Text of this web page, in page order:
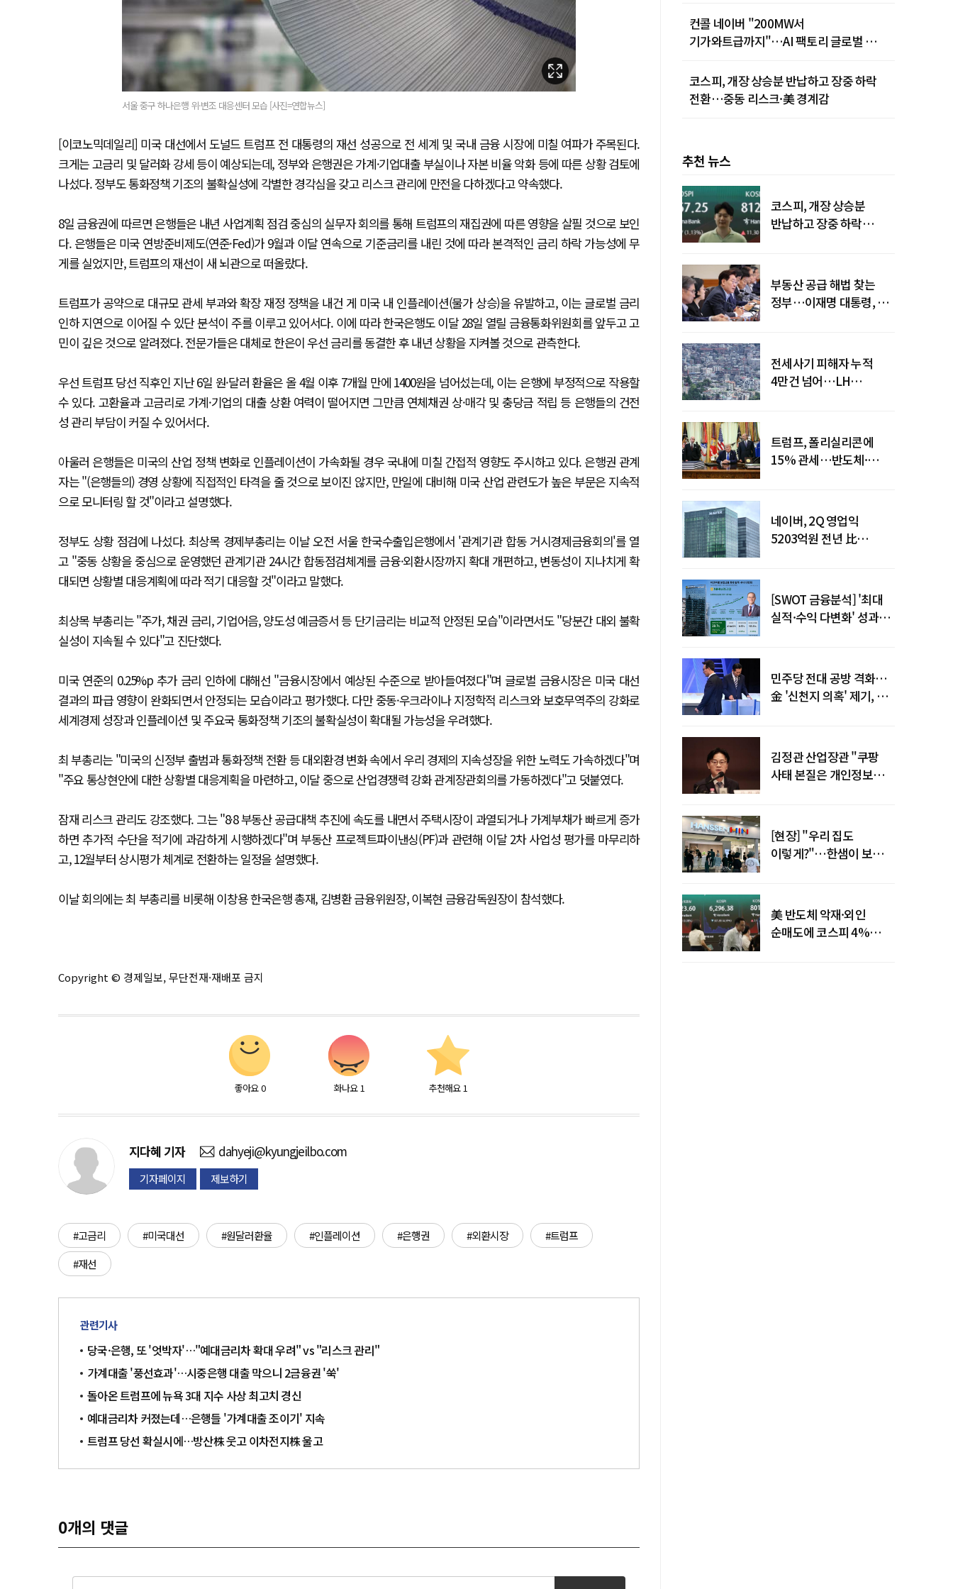
서울 중구 하나은행 위·변조 대응센터 모습 [사진=연합뉴스]
[이코노믹데일리] 미국 대선에서 도널드 트럼프 전 대통령의 재선 성공으로 전 세계 및 국내 금융 시장에 미칠 여파가 주목된다.
크게는 고금리 및 달러화 강세 등이 예상되는데, 정부와 은행권은 가계·기업대출 부실이나 자본 비율 악화 등에 따른 상황 검토에
나섰다. 정부도 통화정책 기조의 불확실성에 각별한 경각심을 갖고 리스크 관리에 만전을 다하겠다고 약속했다.
8일 금융권에 따르면 은행들은 내년 사업계획 점검 중심의 실무자 회의를 통해 트럼프의 재집권에 따른 영향을 살필 것으로 보인
다. 은행들은 미국 연방준비제도(연준·Fed)가 9월과 이달 연속으로 기준금리를 내린 것에 따라 본격적인 금리 하락 가능성에 무
게를 실었지만, 트럼프의 재선이 새 뇌관으로 떠올랐다.
트럼프가 공약으로 대규모 관세 부과와 확장 재정 정책을 내건 게 미국 내 인플레이션(물가 상승)을 유발하고, 이는 글로벌 금리
인하 지연으로 이어질 수 있단 분석이 주를 이루고 있어서다. 이에 따라 한국은행도 이달 28일 열릴 금융통화위원회를 앞두고 고
민이 깊은 것으로 알려졌다. 전문가들은 대체로 한은이 우선 금리를 동결한 후 내년 상황을 지켜볼 것으로 관측한다.
우선 트럼프 당선 직후인 지난 6일 원·달러 환율은 올 4월 이후 7개월 만에 1400원을 넘어섰는데, 이는 은행에 부정적으로 작용할
수 있다. 고환율과 고금리로 가계·기업의 대출 상환 여력이 떨어지면 그만큼 연체채권 상·매각 및 충당금 적립 등 은행들의 건전
성 관리 부담이 커질 수 있어서다.
아울러 은행들은 미국의 산업 정책 변화로 인플레이션이 가속화될 경우 국내에 미칠 간접적 영향도 주시하고 있다. 은행권 관계
자는 "(은행들의) 경영 상황에 직접적인 타격을 줄 것으로 보이진 않지만, 만일에 대비해 미국 산업 관련도가 높은 부문은 지속적
으로 모니터링 할 것"이라고 설명했다.
정부도 상황 점검에 나섰다. 최상목 경제부총리는 이날 오전 서울 한국수출입은행에서 '관계기관 합동 거시경제금융회의'를 열
고 "중동 상황을 중심으로 운영했던 관계기관 24시간 합동점검체계를 금융·외환시장까지 확대 개편하고, 변동성이 지나치게 확
대되면 상황별 대응계획에 따라 적기 대응할 것"이라고 말했다.
최상목 부총리는 "주가, 채권 금리, 기업어음, 양도성 예금증서 등 단기금리는 비교적 안정된 모습"이라면서도 "당분간 대외 불확
실성이 지속될 수 있다"고 진단했다.
미국 연준의 0.25%p 추가 금리 인하에 대해선 "금융시장에서 예상된 수준으로 받아들여졌다"며 글로벌 금융시장은 미국 대선
결과의 파급 영향이 완화되면서 안정되는 모습이라고 평가했다. 다만 중동·우크라이나 지정학적 리스크와 보호무역주의 강화로
세계경제 성장과 인플레이션 및 주요국 통화정책 기조의 불확실성이 확대될 가능성을 우려했다.
최 부총리는 "미국의 신정부 출범과 통화정책 전환 등 대외환경 변화 속에서 우리 경제의 지속성장을 위한 노력도 가속하겠다"며
"주요 통상현안에 대한 상황별 대응계획을 마련하고, 이달 중으로 산업경쟁력 강화 관계장관회의를 가동하겠다"고 덧붙였다.
잠재 리스크 관리도 강조했다. 그는 "8·8 부동산 공급대책 추진에 속도를 내면서 주택시장이 과열되거나 가계부채가 빠르게 증가
하면 추가적 수단을 적기에 과감하게 시행하겠다"며 부동산 프로젝트파이낸싱(PF)과 관련해 이달 2차 사업성 평가를 마무리하
고, 12월부터 상시평가 체계로 전환하는 일정을 설명했다.
이날 회의에는 최 부총리를 비롯해 이창용 한국은행 총재, 김병환 금융위원장, 이복현 금융감독원장이 참석했다.
Copyright © 경제일보, 무단전재·재배포 금지
좋아요 0 화나요 1 추천해요 1
지다혜 기자 dahyeji@kyungjeilbo.com
기자페이지 제보하기
#고금리 #미국대선 #원달러환율 #인플레이션 #은행권 #외환시장
#트럼프
#재선
관련기사
당국·은행, 또 '엇박자'…"예대금리차 확대 우려" vs "리스크 관리"
가계대출 '풍선효과'…시중은행 대출 막으니 2금융권 '쑥'
돌아온 트럼프에 뉴욕 3대 지수 사상 최고치 경신
예대금리차 커졌는데…은행들 '가계대출 조이기' 지속
트럼프 당선 확실시에…방산株 웃고 이차전지株 울고
0개의 댓글
컨콜 네이버 "200MW서
기가와트급까지"…AI 팩토리 글로벌 확장
코스피, 개장 상승분 반납하고 장중 하락
전환…중동 리스크·美 경계감
추천 뉴스
코스피, 개장 상승분
반납하고 장중 하락
부동산 공급 해법 찾는
정부…이재명 대통령, 2차
전세사기 피해자 누적
4만건 넘어…LH
트럼프, 폴리실리콘에
15% 관세…반도체·
네이버, 2Q 영업익
5203억원 전년 比
[SWOT 금융분석] '최대
실적·수익 다변화' 성과…
민주당 전대 공방 격화…
金 '신천지 의혹' 제기, 鄭
김정관 산업장관 "쿠팡
사태 본질은 개인정보
[현장] "우리 집도
이렇게?"…한샘이 보여준
美 반도체 악재·외인
순매도에 코스피 4%